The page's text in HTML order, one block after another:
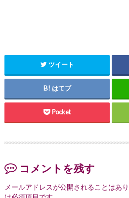
ツイート
はてブ
Pocket
コメントを残す
メールアドレスが公開されることはあり